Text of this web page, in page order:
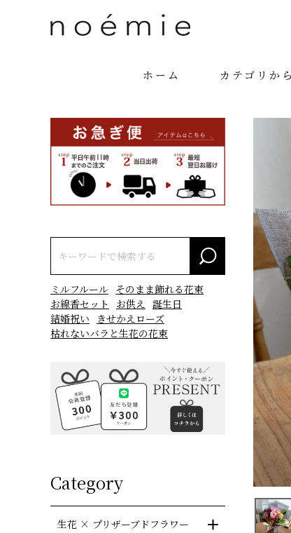
ホーム カテゴリか
ミルフルール そのまま飾れる花束
お線香セット
お供え 誕生日
結婚祝い
きせかえローズ
枯れないバラと生花の花束
Category
生花 × プリザーブドフラワー